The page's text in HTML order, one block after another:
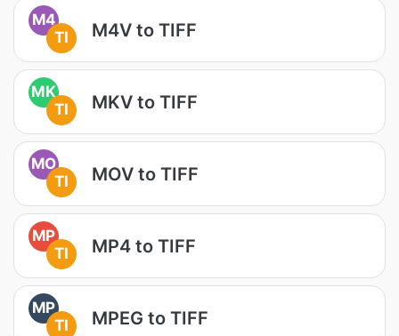
M4
TI
M4V to TIFF
MK
TI
MKV to TIFF
MO
TI
MOV to TIFF
MP
TI
MP4 to TIFF
MP
TI
MPEG to TIFF